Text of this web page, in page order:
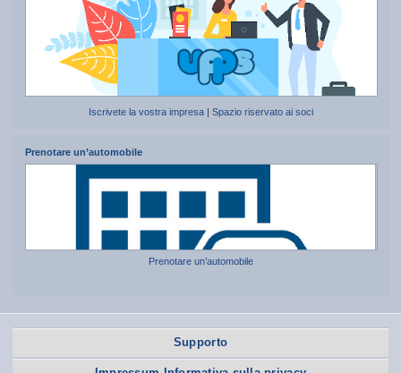
Iscrivete la vostra impresa |Spazio riservato ai soci
Prenotare un’automobile
Prenotare un’automobile
Supporto